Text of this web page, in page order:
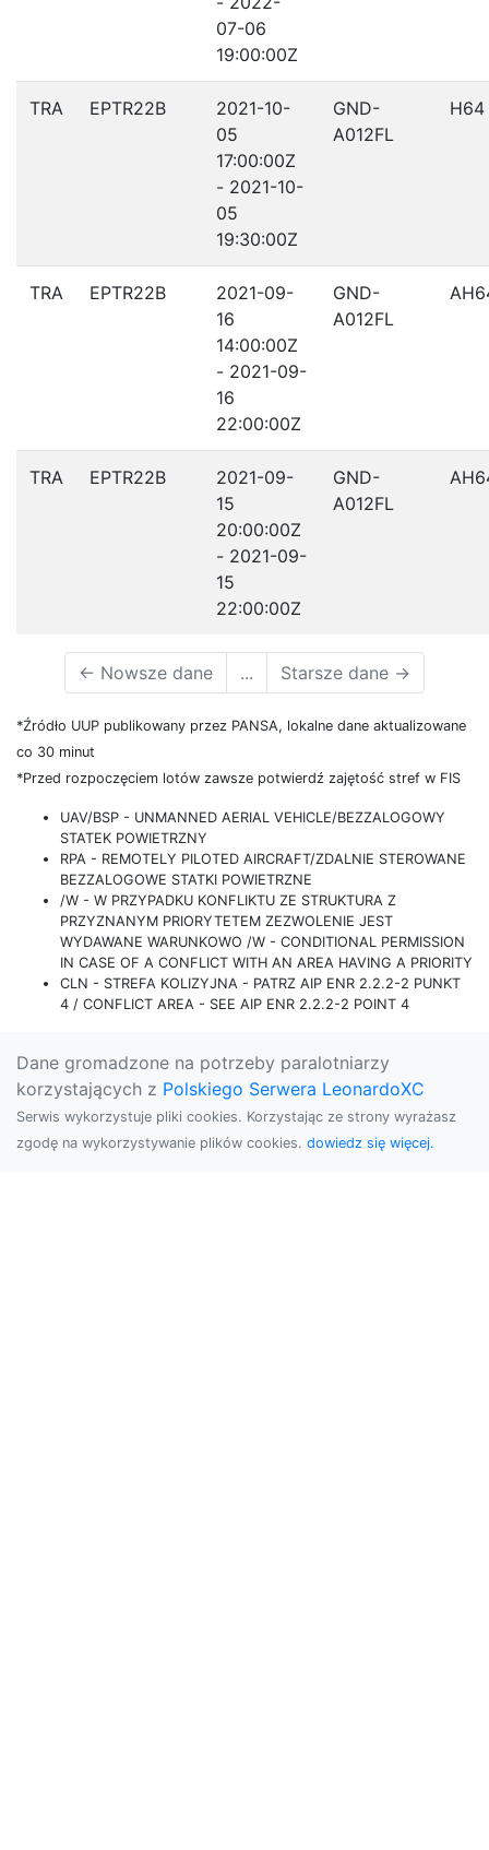
07-06
19:00:00Z
TRA EPTR22B
2021-10-
05
17:00:00Z
- 2021-10-
05
19:30:00Z
GND-
A012FL
H64
TRA EPTR22B
2021-09-
16
14:00:00Z
- 2021-09-
16
22:00:00Z
GND-
A012FL
TRA EPTR22B
2021-09-
15
20:00:00Z
- 2021-09-
15
22:00:00Z
GND-
A012FL
← Nowsze dane ... Starsze dane →
*Źródło UUP publikowany przez PANSA, lokalne dane aktualizowane
co 30 minut
*Przed rozpoczęciem lotów zawsze potwierdź zajętość stref w FIS
UAV/BSP - UNMANNED AERIAL VEHICLE/BEZZALOGOWY
STATEK POWIETRZNY
RPA - REMOTELY PILOTED AIRCRAFT/ZDALNIE STEROWANE
BEZZALOGOWE STATKI POWIETRZNE
/W - W PRZYPADKU KONFLIKTU ZE STRUKTURA Z
PRZYZNANYM PRIORYTETEM ZEZWOLENIE JEST
WYDAWANE WARUNKOWO /W - CONDITIONAL PERMISSION
IN CASE OF A CONFLICT WITH AN AREA HAVING A PRIORITY
CLN - STREFA KOLIZYJNA - PATRZ AIP ENR 2.2.2-2 PUNKT
4 / CONFLICT AREA - SEE AIP ENR 2.2.2-2 POINT 4
Dane gromadzone na potrzeby paralotniarzy
korzystających z Polskiego Serwera LeonardoXC
Serwis wykorzystuje pliki cookies. Korzystając ze strony wyrażasz
zgodę na wykorzystywanie plików cookies. dowiedz się więcej.